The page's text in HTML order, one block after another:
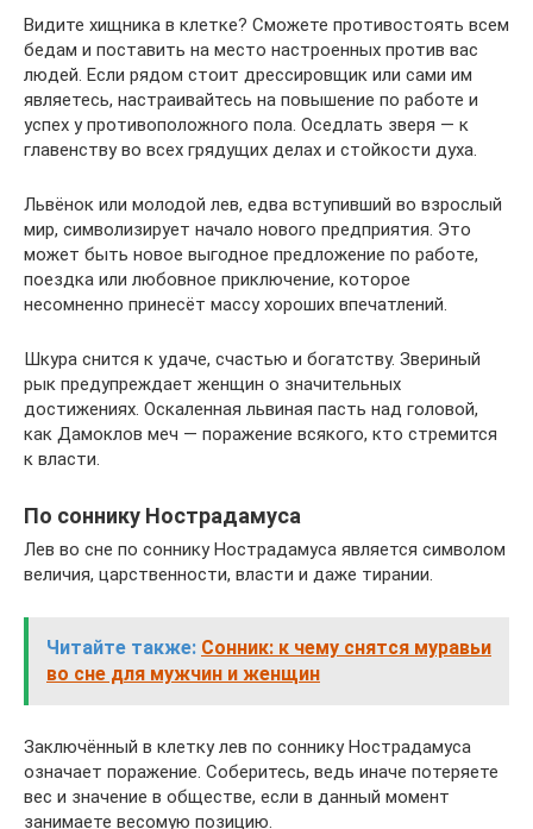
Видите хищника в клетке? Сможете противостоять всем
бедам и поставить на место настроенных против вас
людей. Если рядом стоит дрессировщик или сами им
являетесь, настраивайтесь на повышение по работе и
успех у противоположного пола. Оседлать зверя — к
главенству во всех грядущих делах и стойкости духа.
Львёнок или молодой лев, едва вступивший во взрослый
мир, символизирует начало нового предприятия. Это
может быть новое выгодное предложение по работе,
поездка или любовное приключение, которое
несомненно принесёт массу хороших впечатлений.
Шкура снится к удаче, счастью и богатству. Звериный
рык предупреждает женщин о значительных
достижениях. Оскаленная львиная пасть над головой,
как Дамоклов меч — поражение всякого, кто стремится
к власти.
По соннику Нострадамуса
Лев во сне по соннику Нострадамуса является символом
величия, царственности, власти и даже тирании.
Читайте также: Сонник: к чему снятся муравьи
во сне для мужчин и женщин
Заключённый в клетку лев по соннику Нострадамуса
означает поражение. Соберитесь, ведь иначе потеряете
вес и значение в обществе, если в данный момент
занимаете весомую позицию.